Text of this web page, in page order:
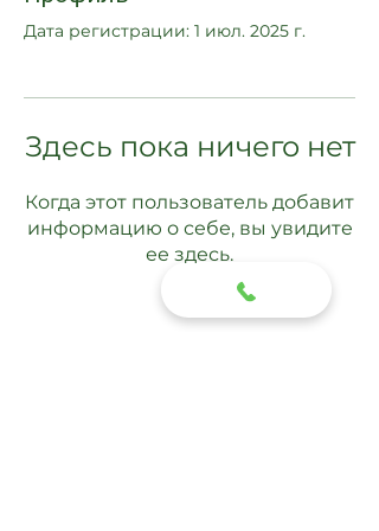
Дата регистрации: 1 июл. 2025 г.
Здесь пока ничего нет
Когда этот пользователь добавит
информацию о себе, вы увидите
ее здесь.